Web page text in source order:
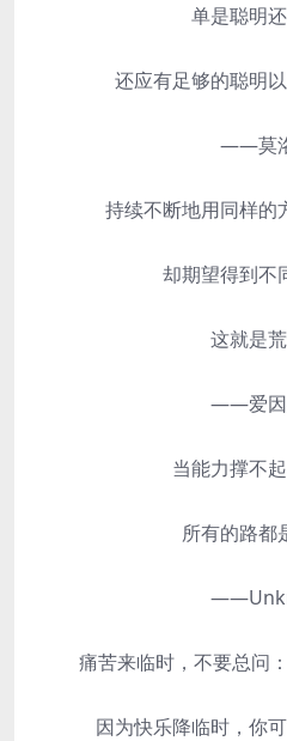
单是聪明
还应有足够的聪明以
——莫
持续不断地用同样的
却期望得到不
这就是荒
——爱因
当能力撑不
所有的路都
痛苦来临时，不要总问
因为快乐降临时，你